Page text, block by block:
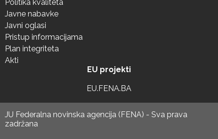
Politika kvaliteta
Javne nabavke
Javni oglasi
Pristup informacijama
Plan integriteta
Akti
EU projekti
EU.FENA.BA
JU Federalna novinska agencija (FENA) - Sva prava
zadržana